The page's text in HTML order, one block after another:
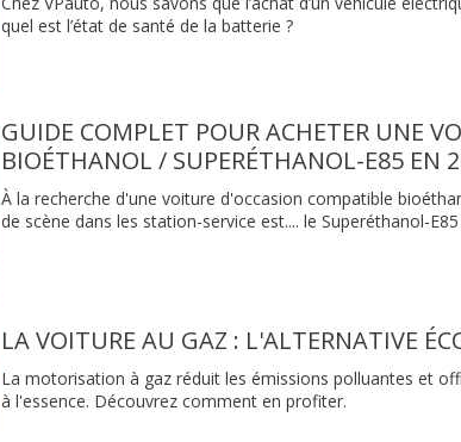
quel est l’état de santé de la batterie ?
GUIDE COMPLET POUR ACHETER UNE
BIOÉTHANOL / SUPERÉTHANOL-E85 EN
À la recherche d'une voiture d'occasion compatible
de scène dans les station-service est.... le Superéthanol-
LA VOITURE AU GAZ : L'ALTERNATIVE
La motorisation à gaz réduit les émissions polluantes et
à l'essence. Découvrez comment en profiter.